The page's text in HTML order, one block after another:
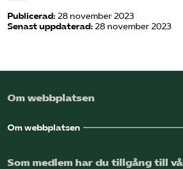
Bli medlem
Publicerad: 28 november 2023
Senast uppdaterad: 28 november 2023
Om webbplatsen
Om webbplatsen
Som medlem har du tillgång till